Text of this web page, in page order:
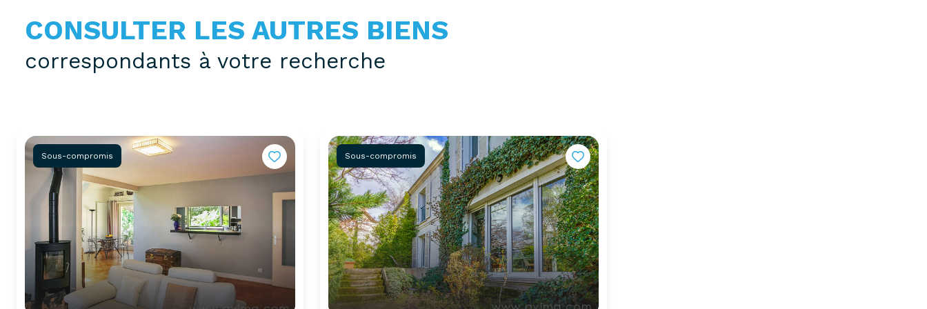
CONSULTER LES AUTRES BIENS
correspondants à votre recherche
Sous-compromis Sous-compromis